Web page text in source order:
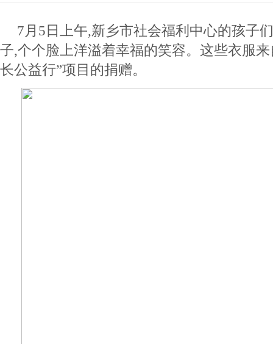
7月5日上午,新乡市社会福利中心的孩子
子,个个脸上洋溢着幸福的笑容。这些衣服
长公益行”项目的捐赠。